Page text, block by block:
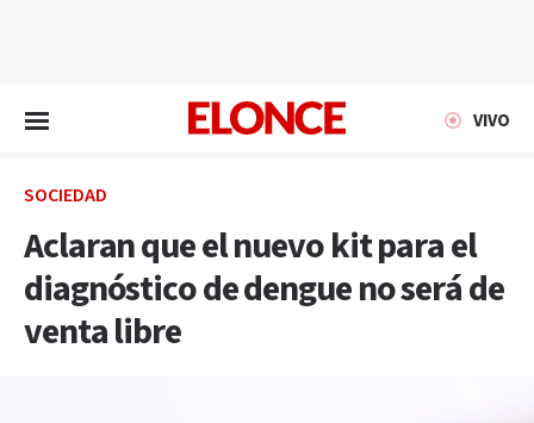
VIVO
SOCIEDAD
Aclaran que el nuevo kit para el
diagnóstico de dengue no será de
venta libre